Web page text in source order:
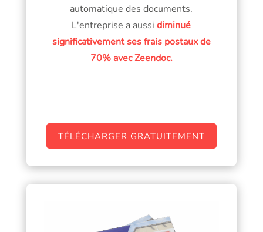
automatique des documents.
L'entreprise a aussidiminué
significativement ses frais postaux de
70% avec Zeendoc.
TÉLÉCHARGER GRATUITEMENT